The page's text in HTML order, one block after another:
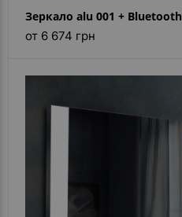
Зеркало alu 001 + Bluetooth
от 6 674 грн